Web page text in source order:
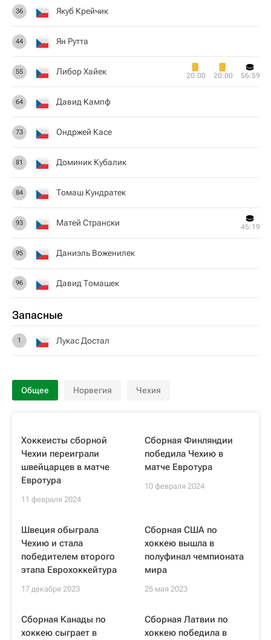
36 Якуб Крейчик
44 Ян Рутта
55 Либор Хайек 20:00 20:00 56:59
64 Давид Кампф
73 Ондржей Касе
81 Доминик Кубалик
84 Томаш Кундратек
93 Матей Странски 45:19
95 Даниэль Воженилек
96 Давид Томашек
Запасные
1 Лукас Достал
Общее Норвегия Чехия
Хоккеисты сборной
Чехии переиграли
швейцарцев в матче
Евротура
11 февраля 2024
Сборная Финляндии
победила Чехию в
матче Евротура
10 февраля 2024
Швеция обыграла
Чехию и стала
победителем второго
этапа Еврохоккейтура
17 декабря 2023
Сборная США по
хоккею вышла в
полуфинал чемпионата
мира
25 мая 2023
Сборная Канады по
хоккею сыграет в
Сборная Латвии по
хоккею победила в